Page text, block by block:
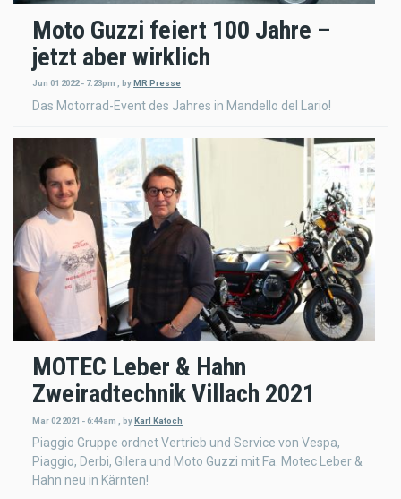
Moto Guzzi feiert 100 Jahre –
jetzt aber wirklich
Jun 01 2022 - 7:23pm , by MR Presse
Das Motorrad-Event des Jahres in Mandello del Lario!
MOTEC Leber & Hahn
Zweiradtechnik Villach 2021
Mar 02 2021 - 6:44am byKarl Katoch
Piaggio Gruppe ordnet Vertrieb und Service von Vespa,
Piaggio, Derbi, Gilera und Moto Guzzi mit Fa. Motec Leber &
Hahn neu in Kärnten!